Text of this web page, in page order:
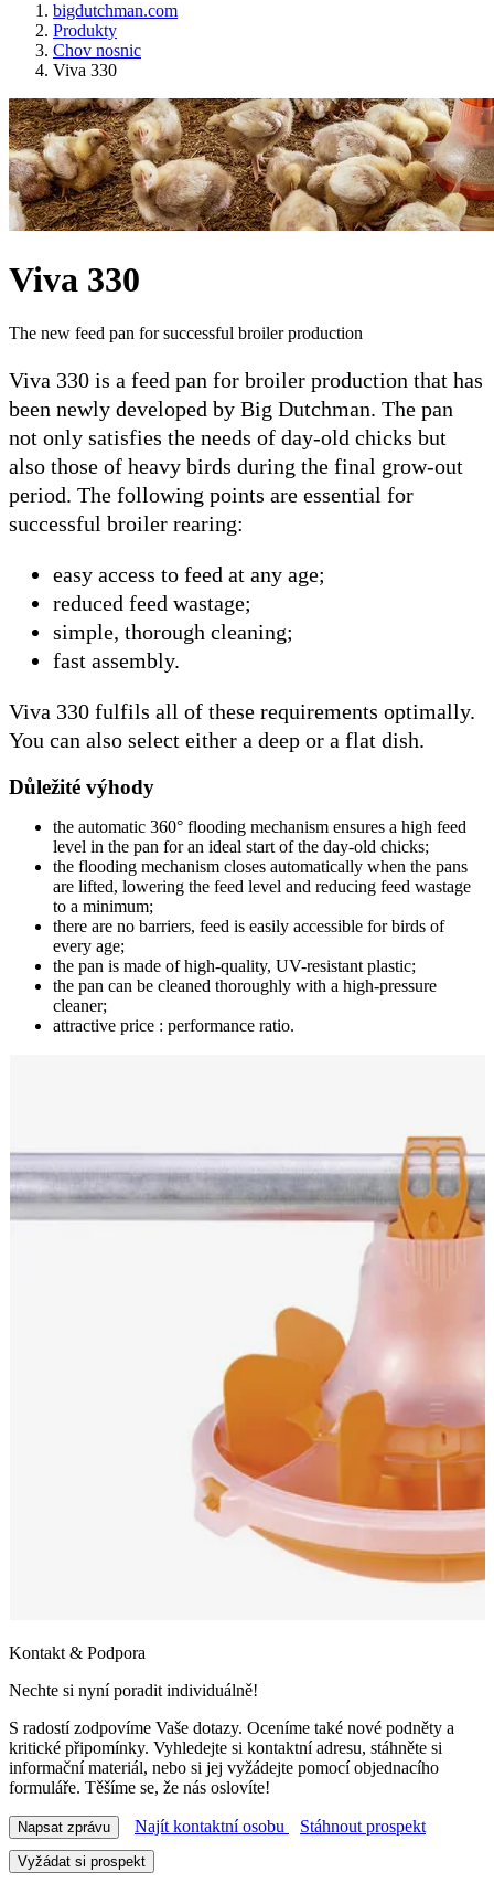
bigdutchman.com
Produkty
Chov nosnic
Viva 330
Viva 330
The new feed pan for successful broiler production
Viva 330 is a feed pan for broiler production that has
been newly developed by Big Dutchman. The pan
not only satisfies the needs of day-old chicks but
also those of heavy birds during the final grow-out
period. The following points are essential for
successful broiler rearing:
easy access to feed at any age;
reduced feed wastage;
simple, thorough cleaning;
fast assembly.
Viva 330 fulfils all of these requirements optimally.
You can also select either a deep or a flat dish.
Důležité výhody
the automatic 360° flooding mechanism ensures a high feed
level in the pan for an ideal start of the day-old chicks;
the flooding mechanism closes automatically when the pans
are lifted, lowering the feed level and reducing feed wastage
to a minimum;
there are no barriers, feed is easily accessible for birds of
every age;
the pan is made of high-quality, UV-resistant plastic;
the pan can be cleaned thoroughly with a high-pressure
cleaner;
attractive price : performance ratio.
Kontakt & Podpora
Nechte si nyní poradit individuálně!
S radostí zodpovíme Vaše dotazy. Oceníme také nové podněty a
kritické připomínky. Vyhledejte si kontaktní adresu, stáhněte si
informační materiál, nebo si jej vyžádejte pomocí objednacího
formuláře. Těšíme se, že nás oslovíte!
Napsat zprávu Najít kontaktní osobu Stáhnout prospekt
Vyžádat si prospekt